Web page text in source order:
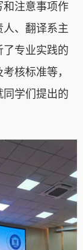
和注意事项作
人、 翻译系主
了专业实践的
核标准等，
同学们 提出的